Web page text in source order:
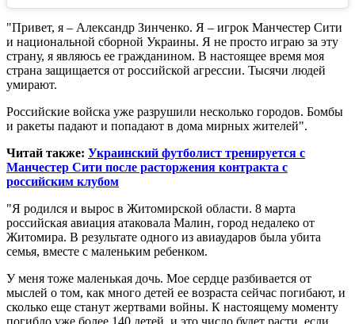
"Привет, я – Александр Зинченко. Я – игрок Манчестер Сити
и национальной сборной Украины. Я не просто играю за эту
страну, я являюсь ее гражданином. В настоящее время моя
страна защищается от российской агрессии. Тысячи людей
умирают.
Российские войска уже разрушили несколько городов. Бомбы
и ракеты падают и попадают в дома мирных жителей".
Читай также: Украинский футболист тренируется с
Манчестер Сити после расторжения контракта с
российским клубом
"Я родился и вырос в Житомирской области. 8 марта
российская авиация атаковала Малин, город недалеко от
Житомира. В результате одного из авиаударов была убита
семья, вместе с маленьким ребенком.
У меня тоже маленькая дочь. Мое сердце разбивается от
мыслей о том, как много детей ее возраста сейчас погибают, и
сколько еще станут жертвами войны. К настоящему моменту
погибло уже более 140 детей, и это число будет расти, если